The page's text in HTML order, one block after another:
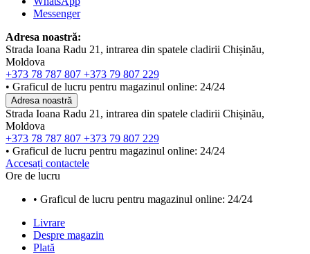
Messenger
Adresa noastră:
Strada Ioana Radu 21, intrarea din spatele cladirii Chișinău,
Moldova
+373 78 787 807 +373 79 807 229
• Graficul de lucru pentru magazinul online: 24/24
Adresa noastră
Strada Ioana Radu 21, intrarea din spatele cladirii Chișinău,
Moldova
+373 78 787 807 +373 79 807 229
• Graficul de lucru pentru magazinul online: 24/24
Accesați contactele
Ore de lucru
• Graficul de lucru pentru magazinul online: 24/24
Livrare
Despre magazin
Plată